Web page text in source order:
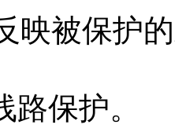
映被保护
保护。